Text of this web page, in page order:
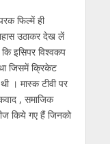
फिल्में ही
उठाकर देख लें
इसिपर विश्वकप
जिसमें क्रिकेट
। मास्क टीवी पर
, समाजिक
किये गए हैं जिनको